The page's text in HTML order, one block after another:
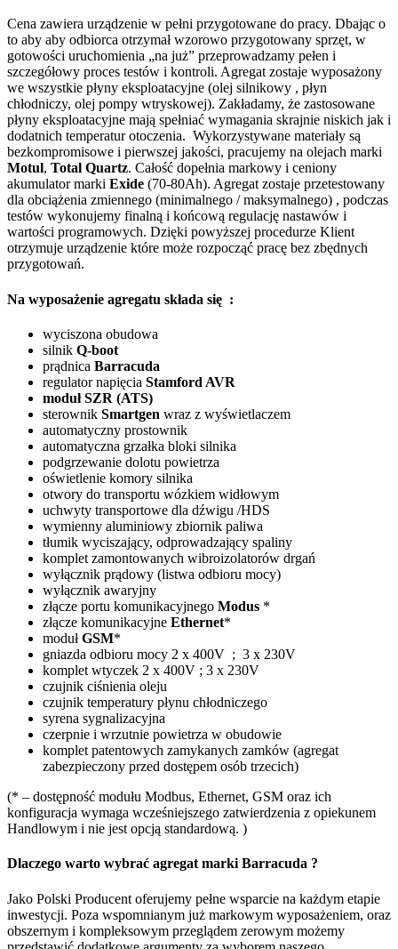
Cena zawiera urządzenie w pełni przygotowane do pracy. Dbając o
to aby aby odbiorca otrzymał wzorowo przygotowany sprzęt, w
gotowości uruchomienia „na już” przeprowadzamy pełen i
szczegółowy proces testów i kontroli. Agregat zostaje wyposażony
we wszystkie płyny eksploatacyjne (olej silnikowy , płyn
chłodniczy, olej pompy wtryskowej). Zakładamy, że zastosowane
płyny eksploatacyjne mają spełniać wymagania skrajnie niskich jak i
dodatnich temperatur otoczenia. Wykorzystywane materiały są
bezkompromisowe i pierwszej jakości, pracujemy na olejach marki
Motul, Total Quartz. Całość dopełnia markowy i ceniony
akumulator marki Exide (70-80Ah). Agregat zostaje przetestowany
dla obciążenia zmiennego (minimalnego / maksymalnego) , podczas
testów wykonujemy finalną i końcową regulację nastawów i
wartości programowych. Dzięki powyższej procedurze Klient
otrzymuje urządzenie które może rozpocząć pracę bez zbędnych
przygotowań.
Na wyposażenie agregatu składa się :
wyciszona obudowa
silnik Q-boot
prądnica Barracuda
regulator napięcia Stamford AVR
moduł SZR (ATS)
sterownik Smartgen wraz z wyświetlaczem
automatyczny prostownik
automatyczna grzałka bloki silnika
podgrzewanie dolotu powietrza
oświetlenie komory silnika
otwory do transportu wózkiem widłowym
uchwyty transportowe dla dźwigu /HDS
wymienny aluminiowy zbiornik paliwa
tłumik wyciszający, odprowadzający spaliny
komplet zamontowanych wibroizolatorów drgań
wyłącznik prądowy (listwa odbioru mocy)
wyłącznik awaryjny
złącze portu komunikacyjnego Modus *
złącze komunikacyjne Ethernet*
modułGSM*
gniazda odbioru mocy 2 x 400V ; 3 x 230V
komplet wtyczek 2 x 400V ; 3 x 230V
czujnik ciśnienia oleju
czujnik temperatury płynu chłodniczego
syrena sygnalizacyjna
czerpnie i wrzutnie powietrza w obudowie
komplet patentowych zamykanych zamków (agregat
zabezpieczony przed dostępem osób trzecich)
(* – dostępność modułu Modbus, Ethernet, GSM oraz ich
konfiguracja wymaga wcześniejszego zatwierdzenia z opiekunem
Handlowym i nie jest opcją standardową. )
Dlaczego warto wybrać agregat marki Barracuda ?
Jako Polski Producent oferujemy pełne wsparcie na każdym etapie
inwestycji. Poza wspomnianym już markowym wyposażeniem, oraz
obszernym i kompleksowym przeglądem zerowym możemy